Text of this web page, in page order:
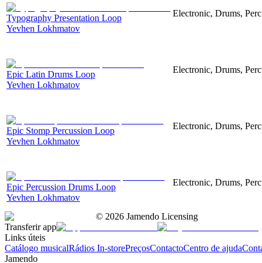
Typography Presentation Loop
Yevhen Lokhmatov
Electronic, Drums,
Epic Latin Drums Loop
Yevhen Lokhmatov
Electronic, Drums,
Epic Stomp Percussion Loop
Yevhen Lokhmatov
Electronic, Drums,
Epic Percussion Drums Loop
Yevhen Lokhmatov
Electronic, Drums,
© 2026 Jamendo Licensing
Transferir app
Links úteis
Catálogo musicalRádios In-storePreçosContactoCentro de ajuda
Jamendo